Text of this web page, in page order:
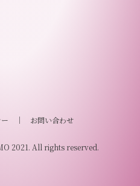
｜ お問い合わせ
2021. All rights reserved.